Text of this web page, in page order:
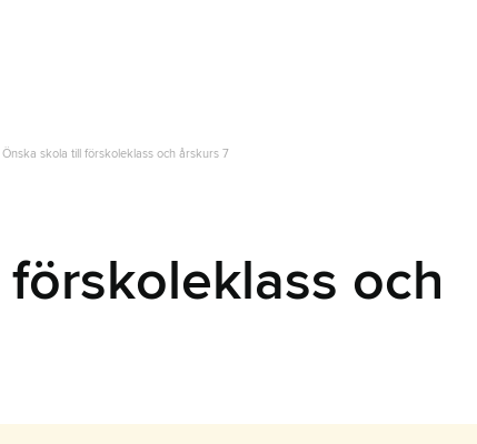
Önska skola till förskoleklass och årskurs 7
och